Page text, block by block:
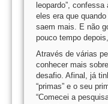
leopardo”,
eles era que
saem mais. E não
pouco tempo
Através de várias
conhecer mais
desafio. Afinal, já
“primas” e o seu
“Comecei a